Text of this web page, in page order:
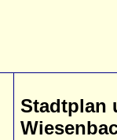
Stadtplan